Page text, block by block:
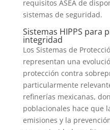
requisitos ASEA de
sistemas de seguridad.
Sistemas HIPPS para
integridad
Los Sistemas de
representan una
protección contra
particularmente
refinerías mexicanas,
poblacionales hace que
emisiones y la